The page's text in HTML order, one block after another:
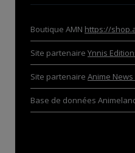
Boutique AMN https://
Site partenaire Ynnis
Site partenaire Anime
Base de données